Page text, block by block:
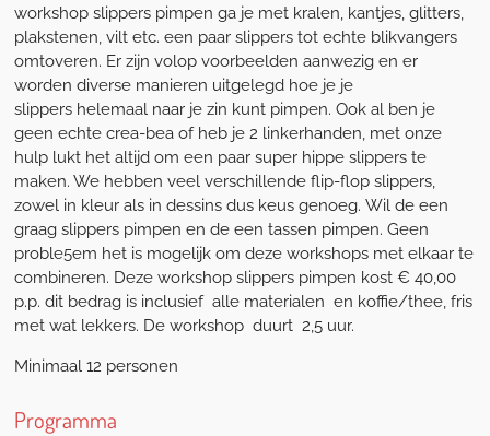
workshop slippers pimpen ga je met kralen, kantjes, glitters,
plakstenen, vilt etc. een paar slippers tot echte blikvangers
omtoveren. Er zijn volop voorbeelden aanwezig en er
worden diverse manieren uitgelegd hoe je je
slippers helemaal naar je zin kunt pimpen. Ook al ben je
geen echte crea-bea of heb je 2 linkerhanden, met onze
hulp lukt het altijd om een paar super hippe slippers te
maken. We hebben veel verschillende flip-flop slippers,
zowel in kleur als in dessins dus keus genoeg. Wil de een
graag slippers pimpen en de een tassen pimpen. Geen
proble5em het is mogelijk om deze workshops met elkaar te
combineren. Deze workshop slippers pimpen kost € 40,00
p.p. dit bedrag is inclusief alle materialen en koffie/thee, fris
met wat lekkers. De workshop duurt 2,5 uur.
Minimaal 12 personen
Programma